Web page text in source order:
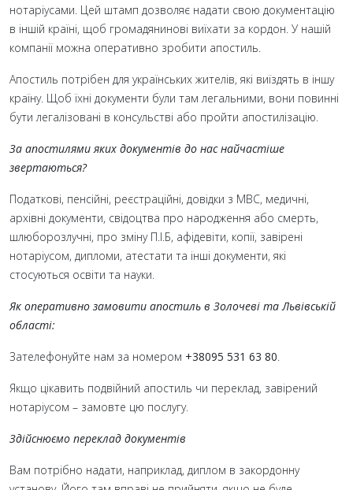
нотаріусами. Цей штамп дозволяє надати свою документацію
в іншій країні, щоб громадянинові виїхати за кордон. У нашій
компанії можна оперативно зробити апостиль.
Апостиль потрібен для українських жителів, які виїздять в іншу
країну. Щоб їхні документи були там легальними, вони повинні
бути легалізовані в консульстві або пройти апостилізацію.
За апостилями яких документів до нас найчастіше
звертаються?
Податкові, пенсійні, реєстраційні, довідки з МВС, медичні,
архівні документи, свідоцтва про народження або смерть,
шлюборозлучні, про зміну П.І.Б, афідевіти, копії, завірені
нотаріусом, дипломи, атестати та інші документи, які
стосуються освіти та науки.
Як оперативно замовити апостиль в Золочеві та Львівській
області:
Зателефонуйте нам за номером +38095 531 63 80.
Якщо цікавить подвійний апостиль чи переклад, завірений
нотаріусом – замовте цю послугу.
Здійснюємо переклад документів
Вам потрібно надати, наприклад, диплом в закордонну